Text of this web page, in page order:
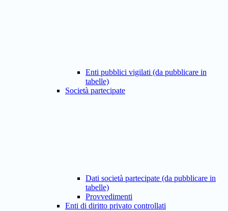
Enti pubblici vigilati (da pubblicare in
tabelle)
Società partecipate
Dati società partecipate (da pubblicare in
tabelle)
Provvedimenti
Enti di diritto privato controllati